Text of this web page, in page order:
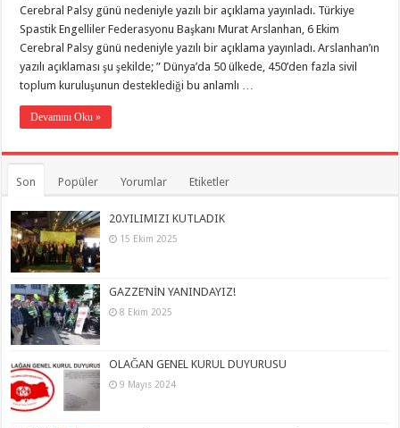
Cerebral Palsy günü nedeniyle yazılı bir açıklama yayınladı. Türkiye
Spastik Engelliler Federasyonu Başkanı Murat Arslanhan, 6 Ekim
Cerebral Palsy günü nedeniyle yazılı bir açıklama yayınladı. Arslanhan’ın
yazılı açıklaması şu şekilde; ” Dünya’da 50 ülkede, 450’den fazla sivil
toplum kuruluşunun desteklediği bu anlamlı …
Devamını Oku »
Son Popüler Yorumlar Etiketler
20.YILIMIZI KUTLADIK
15 Ekim 2025
GAZZE’NİN YANINDAYIZ!
8 Ekim 2025
OLAĞAN GENEL KURUL DUYURUSU
9 Mayıs 2024